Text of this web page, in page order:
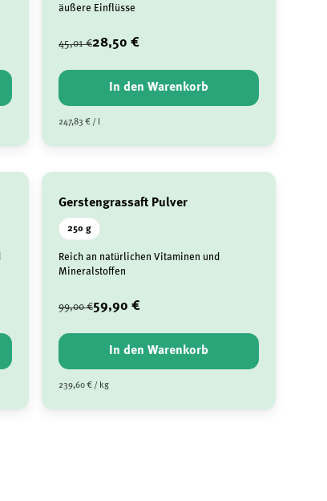
äußere Einflüsse
45,01 €28,50 €
In den Warenkorb
247,83 € / l
Gerstengrassaft Pulver
250 g
Reich an natürlichen Vitaminen und
Mineralstoffen
99,00 €59,90 €
In den Warenkorb
239,60 € / kg